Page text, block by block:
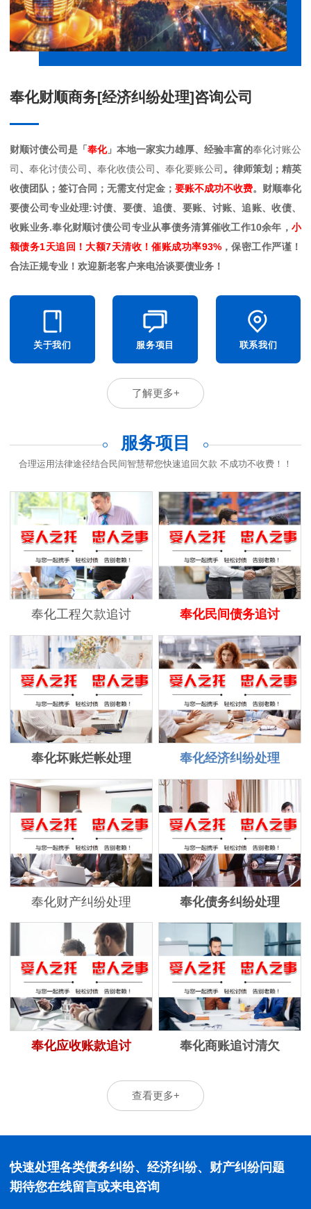
奉化财顺商务[经济纠纷处理]咨询公司
财顺讨债公司是「 奉化」本地一家实力雄厚、经验丰富的奉化讨账公
司 、 奉化讨债公司 、 奉化收债公司 、 奉化要账公司 。律师策划；精英
收债团队；签订合同；无需支付定金； 要账不成功不收费。财顺奉化
要债公司专业处理:讨债、要债、追债、要账、讨账、追账、收债、
收账业务.奉化财顺讨债公司专业从事债务清算催收工作10余年， 小
额债务1天追回！大额7天清收！催账成功率93%，保密工作严谨！
合法正规专业！欢迎新老客户来电洽谈要债业务！
关于我们 服务项目 联系我们
了解更多+
服务项目
合理运用法律途径结合民间智慧帮您快速追回欠款 不成功不收费！！
奉化工程欠款追讨 奉化民间债务追讨
奉化坏账烂帐处理 奉化经济纠纷处理
奉化财产纠纷处理 奉化债务纠纷处理
奉化应收账款追讨 奉化商账追讨清欠
查看更多+
快速处理各类债务纠纷、经济纠纷、财产纠纷问题
期待您在线留言或来电咨询